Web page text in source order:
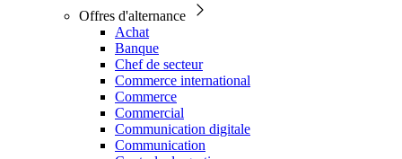
Offres d'alternance
Achat
Banque
Chef de secteur
Commerce international
Commerce
Commercial
Communication digitale
Communication